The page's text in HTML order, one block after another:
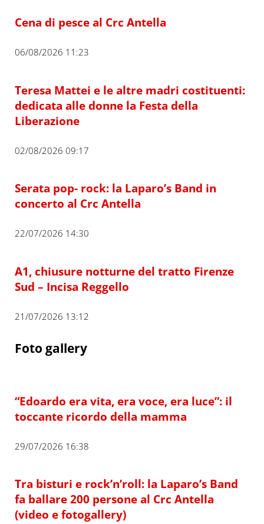
Cena di pesce al Crc Antella
06/08/2026 11:23
Teresa Mattei e le altre madri costituenti:
dedicata alle donne la Festa della
Liberazione
02/08/2026 09:17
Serata pop- rock: la Laparo’s Band in
concerto al Crc Antella
22/07/2026 14:30
A1, chiusure notturne del tratto Firenze
Sud – Incisa Reggello
21/07/2026 13:12
Foto gallery
“Edoardo era vita, era voce, era luce”: il
toccante ricordo della mamma
29/07/2026 16:38
Tra bisturi e rock’n’roll: la Laparo’s Band
fa ballare 200 persone al Crc Antella
(video e fotogallery)